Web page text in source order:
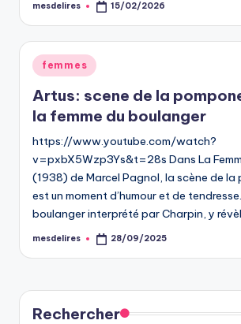
Posted
mesdelires 15/02/2026
Posted
in
femmes
Artus: scene de la
la femme du boulanger
https://www.youtube.com/watch?
v=pxbX5Wzp3Ys&t=28s Dans La
(1938) de Marcel Pagnol, la scène de
est un moment d’humour et de
boulanger interprété par Charpin, y
Posted
mesdelires 28/09/2025
Rechercher